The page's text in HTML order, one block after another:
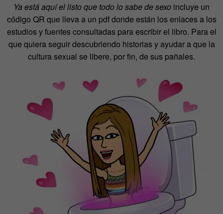
Ya está aquí el listo que todo lo sabe de sexo incluye un
código QR que lleva a un pdf donde están los enlaces a los
estudios y fuentes consultadas para escribir el libro. Para el
que quiera seguir descubriendo historias y ayudar a que la
cultura sexual se libere, por fin, de sus pañales.